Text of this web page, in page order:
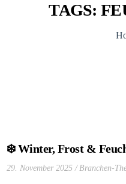
TAGS:
❄️ Winter, Frost &
29. November 2025 Branchen-